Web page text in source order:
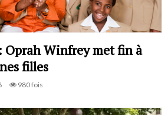
Oprah Winfrey met fin à
filles
980 fois